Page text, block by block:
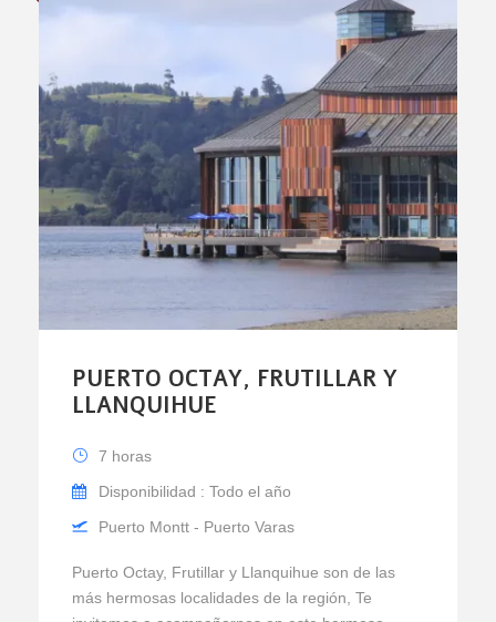
PUERTO OCTAY, FRUTILLAR Y
LLANQUIHUE
7 horas
Disponibilidad : Todo el año
Puerto Montt - Puerto Varas
Puerto Octay, Frutillar y Llanquihue son de las
más hermosas localidades de la región, Te